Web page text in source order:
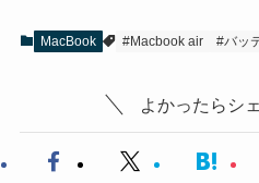
MacBook #Macbook air #バッ
よかったらシ